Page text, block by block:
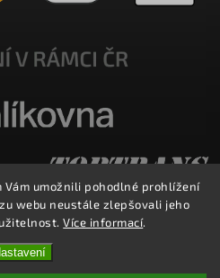
Vám umožnili pohodlné prohlížení
webu neustále zlepšovali jeho
Více informací.
. Všechna práva vyhrazena.